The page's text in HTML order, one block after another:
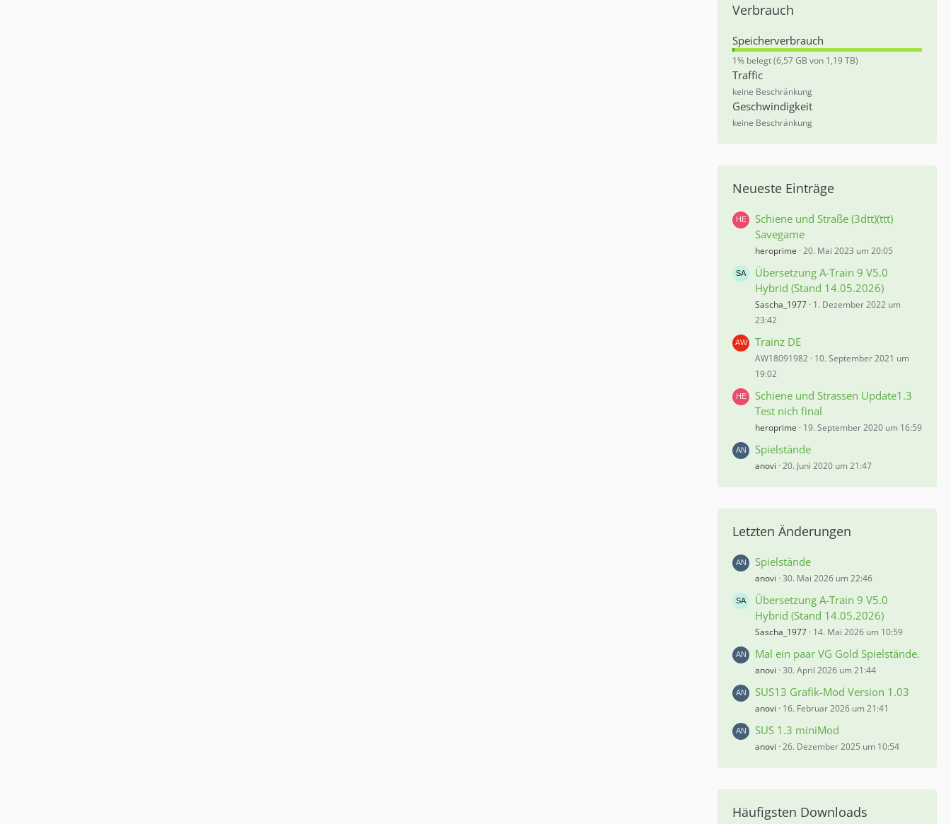
Verbrauch
Speicherverbrauch
0
,
5
5
%
1% belegt (6,57 GB von 1,19 TB)
Traffic
keine Beschränkung
Geschwindigkeit
keine Beschränkung
Neueste Einträge
Schiene und Straße (3dtt)(ttt)
Savegame
heroprime 20. Mai 2023 um 20:05
Übersetzung A-Train 9 V5.0
Hybrid (Stand 14.05.2026)
Sascha_1977 1. Dezember 2022 um
23:42
Trainz DE
AW18091982 10. September 2021 um
19:02
Schiene und Strassen Update1.3
Test nich final
heroprime 19. September 2020 um 16:59
Spielstände
anovi 20. Juni 2020 um 21:47
Letzten Änderungen
Spielstände
anovi 30. Mai 2026 um 22:46
Übersetzung A-Train 9 V5.0
Hybrid (Stand 14.05.2026)
Sascha_1977 14. Mai 2026 um 10:59
Mal ein paar VG Gold Spielstände.
anovi 30. April 2026 um 21:44
SUS13 Grafik-Mod Version 1.03
anovi 16. Februar 2026 um 21:41
SUS 1.3 miniMod
anovi 26. Dezember 2025 um 10:54
Häufigsten Downloads